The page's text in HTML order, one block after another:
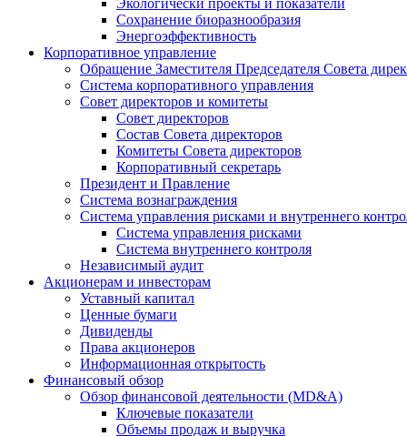
Экологически проекты и показатели
Сохранение биоразнообразия
Энергоэффективность
Корпоративное управление
Обращение Заместителя Председателя Совета
Система корпоративного управления
Совет директоров и комитеты
Совет директоров
Состав Совета директоров
Комитеты Совета директоров
Корпоративный секретарь
Президент и Правление
Система вознаграждения
Система управления рисками и внутреннего
Система управления рисками
Система внутреннего контроля
Независимый аудит
Акционерам и инвесторам
Уставный капитал
Ценные бумаги
Дивиденды
Права акционеров
Информационная открытость
Финансовый обзор
Обзор финансовой деятельности (MD&A)
Ключевые показатели
Объемы продаж и выручка